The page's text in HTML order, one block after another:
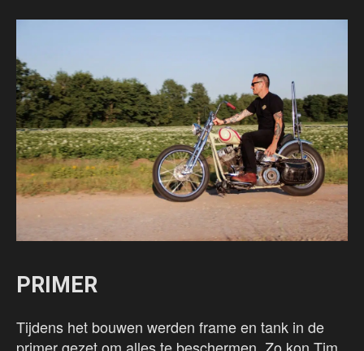
PRIMER
Tijdens het bouwen werden frame en tank in de